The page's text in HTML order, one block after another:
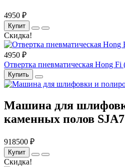
4950 ₽
Купит
Скидка!
4950 ₽
Отвертка пневматическая Hong Fi
Купить
Машина для
каменных полов SJA7
918500 ₽
Купит
Скидка!